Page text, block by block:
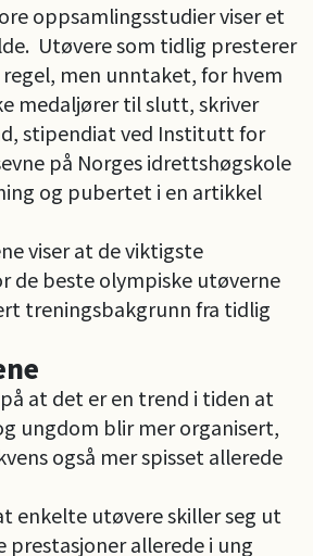
oppsamlingsstudier viser et
Utøvere som tidlig presterer
men unntaket, for hvem
medaljører til slutt, skriver
stipendiat ved Institutt for
på Norges idrettshøgskole
og pubertet i en artikkel
viser at de viktigste
de beste olympiske utøverne
treningsbakgrunn fra tidlig
at det er en trend i tiden at
ungdom blir mer organisert,
også mer spisset allerede
enkelte utøvere skiller seg ut
prestasjoner allerede i ung